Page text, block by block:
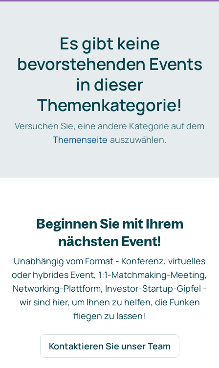
Es gibt keine
bevorstehenden Events
in dieser
Themenkategorie!
Versuchen Sie, eine andere Kategorie auf dem
Themenseite auszuwählen.
Beginnen Sie mit Ihrem
nächsten Event!
Unabhängig vom Format - Konferenz, virtuelles
oder hybrides Event, 1:1-Matchmaking-Meeting,
Networking-Plattform, Investor-Startup-Gipfel -
wir sind hier, um Ihnen zu helfen, die Funken
fliegen zu lassen!
Kontaktieren Sie unser Team